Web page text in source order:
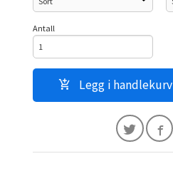
Antall
Legg i handlekurv